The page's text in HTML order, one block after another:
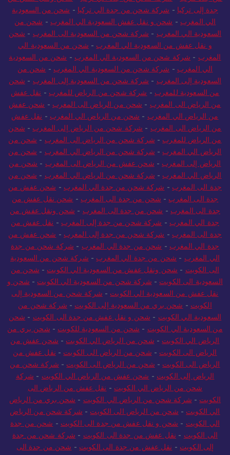
جدة إلى تركيا - شركة شحن من جدة الي تركيا - شحن من السعودية
الي المغرب - شحن و نقل عفش السعودية الي المغرب - شحن من
السعودية الي المغرب - شركة شحن من السعودية الى المغرب - شحن
و نقل عفش من السعودية الي المغرب - شحن من السعودية الي
المغرب - شركة شحن من السعودية الي المغرب - شحن من السعودية
الي المغرب - شركة شحن من السعودية الي المغرب - شحن من
السعودية إلى المغرب - شركة شحن من السعودية إلى المغرب - شحن
من السعودية للمغرب - شركة شحن من الرياض للمغرب - نقل عفش
من الرياض الى المغرب - شحن من الرياض الى المغرب - شحن عفش
من الرياض الي المغرب - شحن من الرياض الي المغرب - نقل عفش
من الرياض الى المغرب - شركة شحن من الرياض إلى المغرب - شحن
من الرياض للمغرب - شركة شحن من الرياض الى المغرب - شحن من
الرياض الي المغرب - شركة شحن من الرياض الي المغرب - شحن من
الرياض إلى المغرب - شحن عفش من الرياض الى المغرب - شحن من
الرياض الي المغرب - شركة شحن من الرياض الي المغرب - شحن من
جدة الى المغرب - شركة شحن من جدة الي المغرب - شحن عفش من
جدة الى المغرب - شحن من جدة الى المغرب - شحن نقل عفش من
جدة الى المغرب - شحن من جدة الى المغرب - شحن ونقل عفش من
جدة الي المغرب - شركة شحن من جدة إلى المغرب - نقل عفش من
جدة الى المغرب - شركة شحن من جدة إلى المغرب - شحن عفش من
جدة الي المغرب - شحن من جدة الي المغرب - شركة شحن من جدة
الي المغرب - شحن من جدة الي المغرب - شركة شحن من السعودية
الى الكويت - شحن ونقل عفش من السعودية الي الكويت - شحن من
السعودية الى الكويت - شركة شحن من السعودية الي الكويت - شحن و
نقل عفش من السعودية الي الكويت - شركة شحن من السعودية إلى
الكويت - شحن بري من السعودية إلى الكويت - شركة شحن من
السعودية الي الكويت - شحن و نقل عفش من جدة الى الكويت - شحن
من السعودية الي الكويت - شحن من السعودية للكويت - شحن بري من
الرياض الي الكويت - شحن من الرياض الي الكويت - شحن عفش من
الرياض الى الكويت - شحن من الرياض الى الكويت - نقل عفش من
الرياض الى الكويت - شحن من الرياض الى الكويت - شركة شحن من
الرياض إلى الكويت - شحن عفش من الرياض الي الكويت - شركة
شحن من الرياض الي الكويت - نقل عفش من الرياض الى
الكويت - شركة شحن من الرياض الي الكويت - شحن بري من الرياض
الي الكويت - شحن من الرياض الى الكويت - شركة شحن من الرياض
الي الكويت - شحن و نقل عفش من جدة الى الكويت - شحن من جدة
الى الكويت - نقل عفش من جدة الى الكويت - شركة شحن من جدة
إلى الكويت - نقل عفش من جدة الى الكويت - شحن من جدة الى